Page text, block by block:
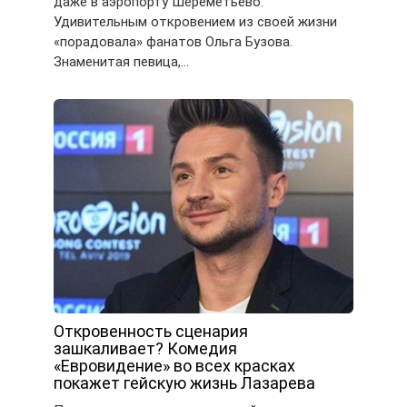
Удивительным откровением из своей жизни
«порадовала» фанатов Ольга Бузова.
Знаменитая певица,…
Откровенность сценария
зашкаливает? Комедия
«Евровидение» во всех красках
покажет гейскую жизнь Лазарева